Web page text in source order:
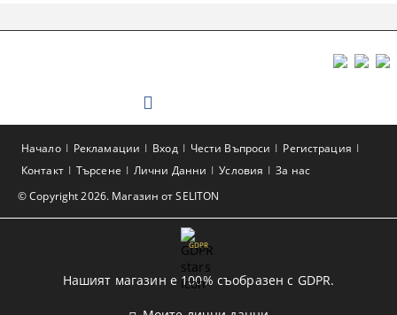
© Copyright 2026. Магазин от SELITON
Начало Рекламации Вход Чести Въпроси
Регистрация
Контакт
Търсене Лични Данни Условия За нас
GDPR
Нашият магазин е 100% съобразен с GDPR.